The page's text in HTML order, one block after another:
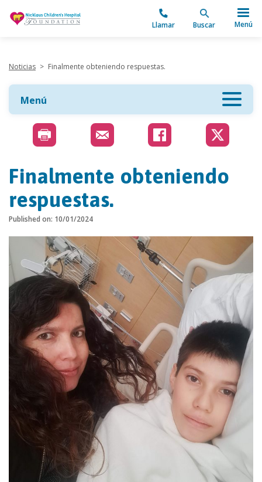
Llamar Buscar Menú
Noticias > Finalmente obteniendo respuestas.
Menú
Finalmente obteniendo
respuestas.
Published on: 10/01/2024